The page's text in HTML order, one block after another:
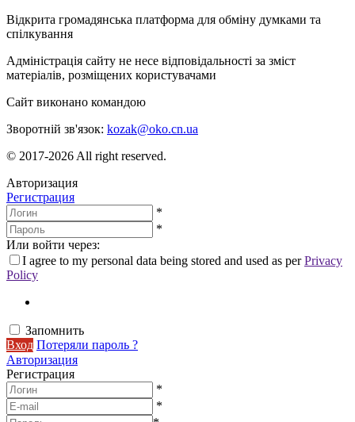
Відкрита громадянська платформа для обміну думками та
спілкування
Адміністрація сайту не несе відповідальності за зміст
матеріалів, розміщених користувачами
Сайт виконано командою
Зворотній зв'язок: kozak@oko.cn.ua
© 2017-2026 All right reserved.
Авторизация
Регистрация
*
*
Или войти через:
I agree to my personal data being stored and used as perPrivacy
Policy
Запомнить
Вход Потеряли пароль ?
Авторизация
Регистрация
*
*